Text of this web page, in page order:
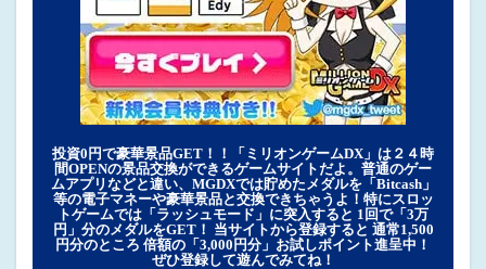
投資0円で豪華景品GET！！「ミリオンゲームDX」は２４時
間OPENの景品交換ができるゲームサイトだよ。普通のゲー
ムアプリなどと違い、MGDXでは貯めたメダルを「Bitcash」
等の電子マネーや豪華景品と交換できちゃうよ！特にスロッ
トゲームでは「ラッシュモード」に突入すると 1回で「3万
円」分のメダルをGET！ 当サイトから登録すると 通常1,500
円分のところ 倍額の「3,000円分」お試しポイント進呈中！
ぜひ登録して遊んでみてね！